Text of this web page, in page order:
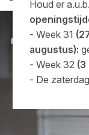
Merken
Houd er
- Week 31
augustus):
- Week 32 (3
- De